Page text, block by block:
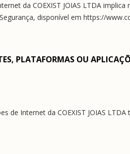
da COEXIST JOIAS LTDA
disponível em https://
PLATAFORMAS OU
de Internet da COEXIST JOIAS